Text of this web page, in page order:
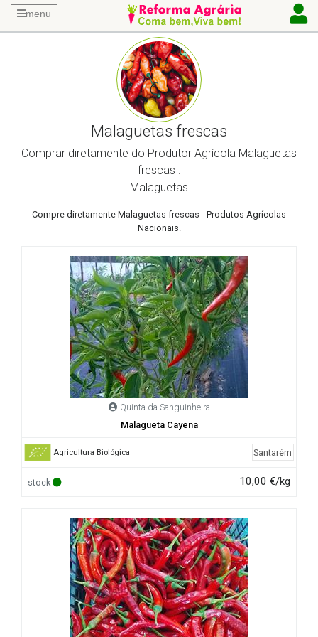
menu
Malaguetas frescas
Comprar diretamente do Produtor Agrícola Malaguetas
frescas .
Malaguetas
Compre diretamente Malaguetas frescas - Produtos Agrícolas
Nacionais.
Quinta da Sanguinheira
Malagueta Cayena
Agricultura Biológica Santarém
stock 10,00 €/kg